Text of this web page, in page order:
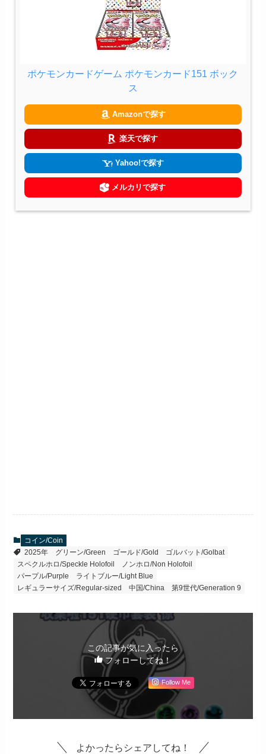
ポケモンカードゲーム ポケモンカード151 ボック
ス
Amazonで探す
楽天で探す
Yahoo!で探す
メルカリで探す
コイン/Coin
2025年
グリーン/Green ゴールド/Gold
ゴルバット/Golbat
スペクルホロ/Speckle Holofoil
ノンホロ/Non Holofoil
パープル/Purple
ライトブルー/Light Blue
レギュラーサイズ/Regular-sized
中国/China 第9世代/Generation 9
この記事が気に入ったら
フォローしてね！
Follow Me
よかったらシェアしてね！